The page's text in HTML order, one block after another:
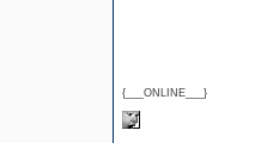
{___ONLINE___}